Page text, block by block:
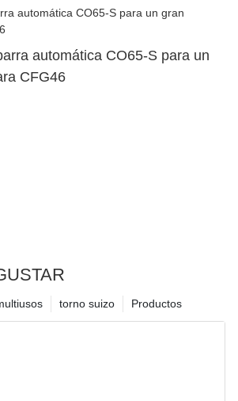
automática CO65-S para un
CFG46
Productos
torno suizo